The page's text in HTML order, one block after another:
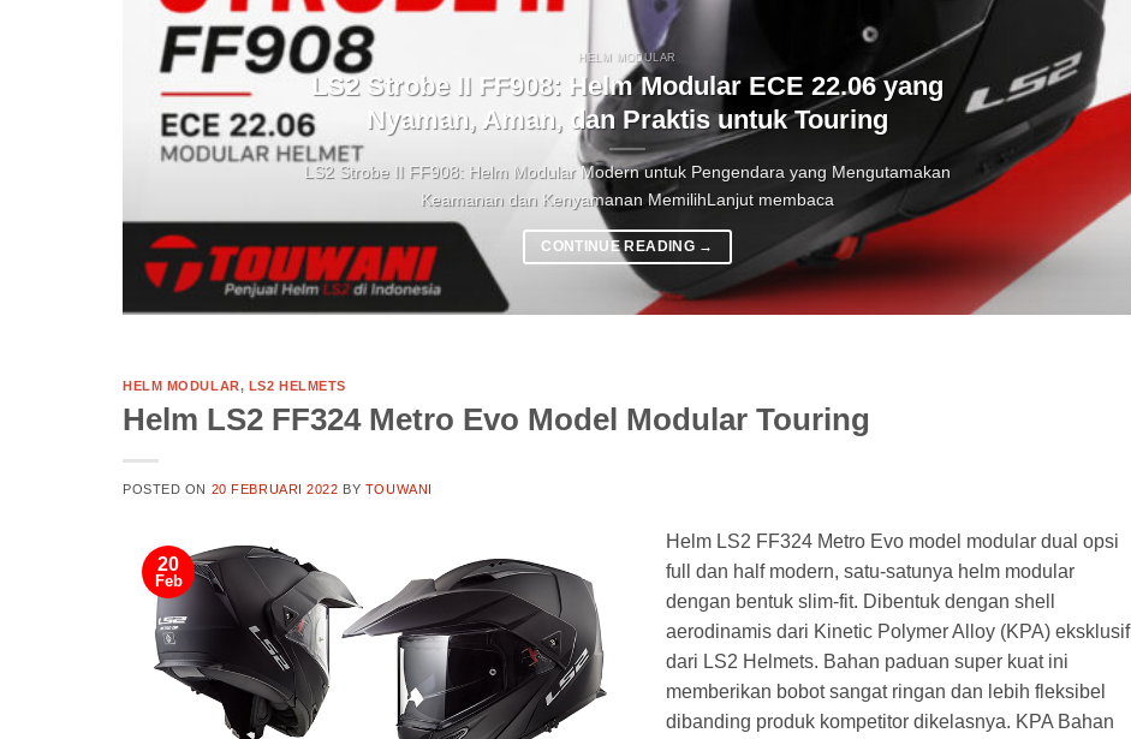
HELM MODULAR
LS2 Strobe II FF908: Helm Modular ECE 22.06 yang
Nyaman, Aman, dan Praktis untuk Touring
LS2 Strobe II FF908: Helm Modular Modern untuk Pengendara yang Mengutamakan
Keamanan dan Kenyamanan MemilihLanjut membaca
CONTINUE READING →
HELM MODULAR, LS2 HELMETS
Helm LS2 FF324 Metro Evo Model Modular Touring
POSTED ON 20 FEBRUARI 2022 BY TOUWANI
20
Feb
Helm LS2 FF324 Metro Evo model modular dual opsi
full dan half modern, satu-satunya helm modular
dengan bentuk slim-fit. Dibentuk dengan shell
aerodinamis dari Kinetic Polymer Alloy (KPA) eksklusif
dari LS2 Helmets. Bahan paduan super kuat ini
memberikan bobot sangat ringan dan lebih fleksibel
dibanding produk kompetitor dikelasnya. KPA Bahan